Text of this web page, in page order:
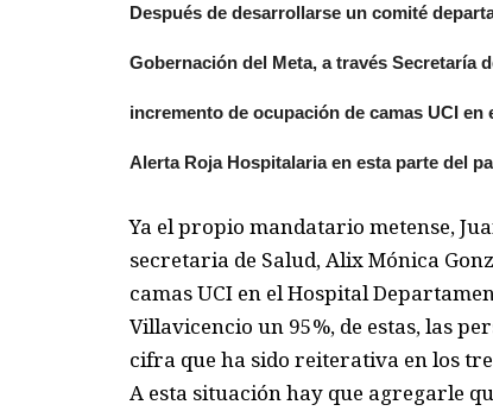
Después de desarrollarse un comité
Gobernación del Meta, a través Secretaría
incremento de ocupación de camas UCI
Alerta Roja Hospitalaria en esta parte del
Ya el propio mandatario metense,
secretaria de Salud, Alix Mónica
camas UCI en el Hospital
Villavicencio un 95%, de estas, las
cifra que ha sido reiterativa en los
A esta situación hay que agregarle